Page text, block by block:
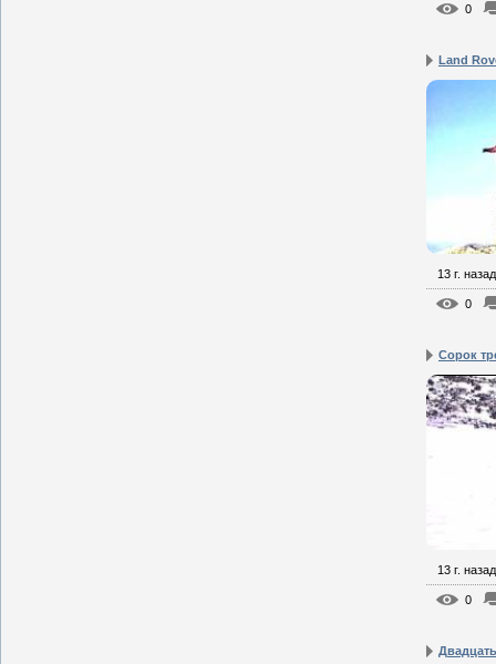
0
Land
13 г. назад
0
Сорок
13 г. назад
0